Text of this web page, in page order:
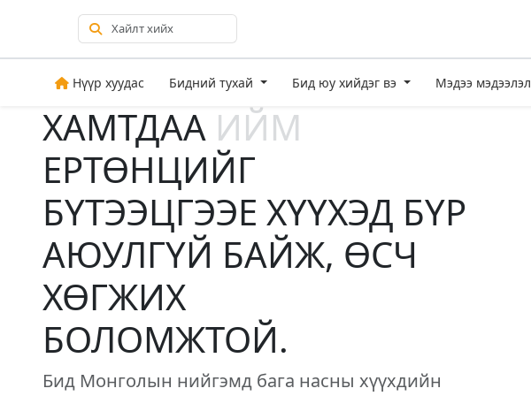
Нүүр хуудас Бидний тухай Бид юу хийдэг вэ Мэдээ мэдээлэл
ХАМТДАА ИЙМ
ЕРТӨНЦИЙГ
БҮТЭЭЦГЭЭЕ ХҮҮХЭД БҮР
АЮУЛГҮЙ БАЙЖ, ӨСЧ
ХӨГЖИХ
БОЛОМЖТОЙ.
Бид Монголын нийгэмд бага насны хүүхдийн